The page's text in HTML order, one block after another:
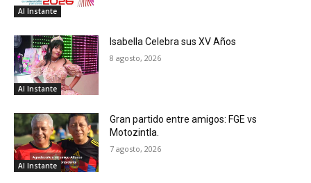
Al Instante
Al Instante
Isabella Celebra sus XV Años
8 agosto, 2026
Al Instante
Gran partido entre amigos: FGE vs
Motozintla.
7 agosto, 2026